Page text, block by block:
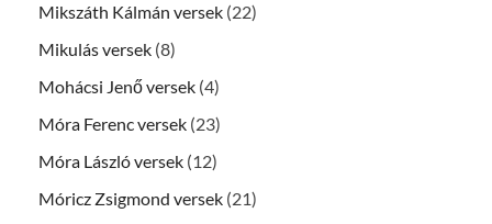
Mikszáth Kálmán versek (22)
Mikulás versek (8)
Mohácsi Jenő versek (4)
Móra Ferenc versek (23)
Móra László versek (12)
Móricz Zsigmond versek (21)